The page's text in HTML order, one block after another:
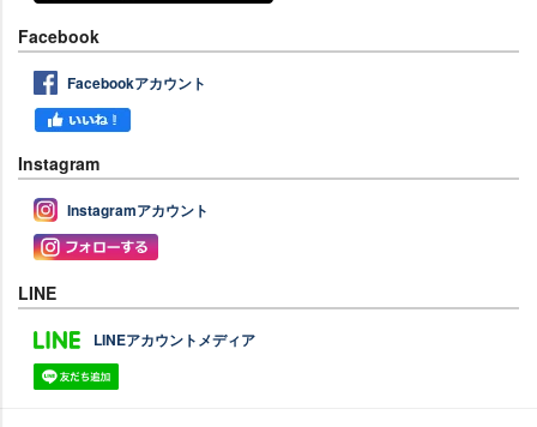
Facebook
Facebookアカウント
Instagram
Instagramアカウント
LINE
LINEアカウントメディア